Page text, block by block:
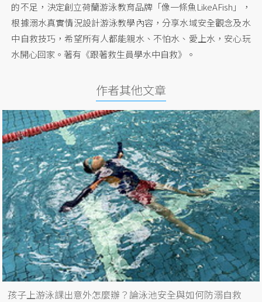
的不足，決定創立荷蘭游泳教育品牌「像一條魚LikeAFish」，
根據溺水真實情況設計游泳教學內容，分享水域安全觀念及水
中自救技巧，希望所有人都能親水、不怕水、愛上水，安心玩
水開心回家。著有《跟著救生員學水中自救》。
作者其他文章
孩子上游泳課出意外怎麼辦？論泳池安全與如何防溺自救